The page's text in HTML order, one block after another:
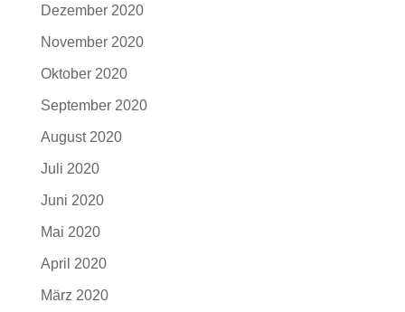
Dezember 2020
November 2020
Oktober 2020
September 2020
August 2020
Juli 2020
Juni 2020
Mai 2020
April 2020
März 2020